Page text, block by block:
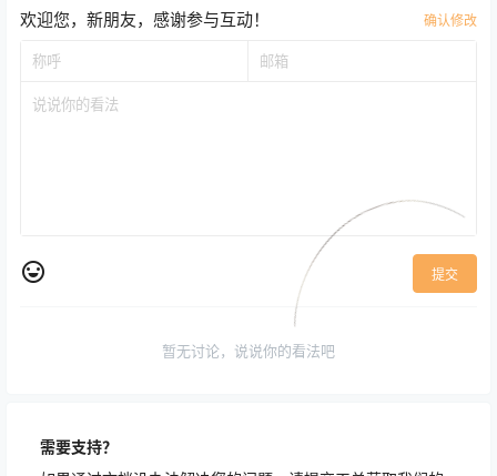
需要支持？
欢迎您，新朋友，感谢参与互动！ 确认修改
提交
暂无讨论，说说你的看法吧